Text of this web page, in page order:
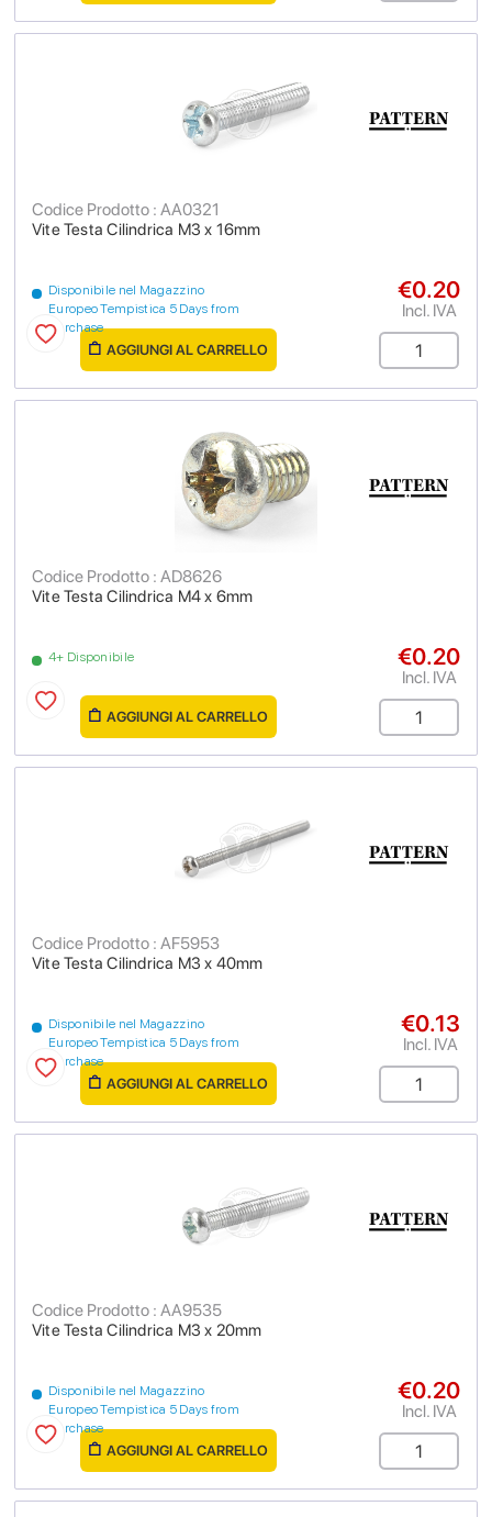
Vite Testa Cilindrica M3 x 16mm
Codice Prodotto : AA0321
Disponibile nel Magazzino
Europeo Tempistica 5 Days from
purchase
€0.20
Incl. IVA
AGGIUNGI AL CARRELLO
Vite Testa Cilindrica M4 x 6mm
Codice Prodotto : AD8626
4+ Disponibile €0.20
Incl. IVA
AGGIUNGI AL CARRELLO
Vite Testa Cilindrica M3 x 40mm
Codice Prodotto : AF5953
Disponibile nel Magazzino
Europeo Tempistica 5 Days from
purchase
€0.13
Incl. IVA
AGGIUNGI AL CARRELLO
Vite Testa Cilindrica M3 x 20mm
Codice Prodotto : AA9535
Disponibile nel Magazzino
Europeo Tempistica 5 Days from
purchase
€0.20
Incl. IVA
AGGIUNGI AL CARRELLO